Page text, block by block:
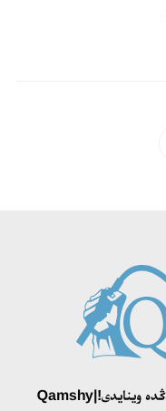
قامشى - ۇل بولساڭ قولىڭدا، قۇل بولساڭ توبەڭدە وينايدى!|Qamshy